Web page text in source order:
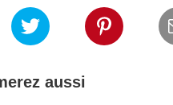
aussi